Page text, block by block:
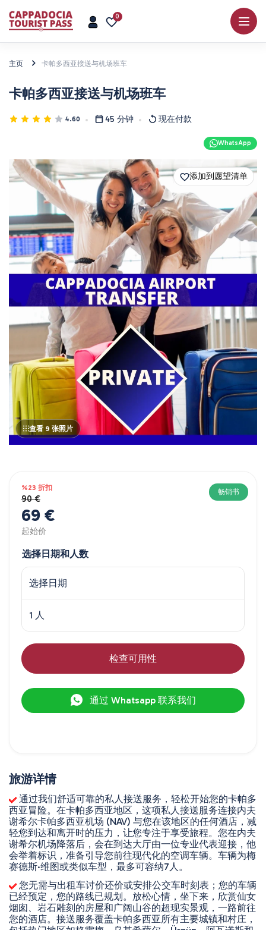
0
主页 卡帕多西亚接送与机场班车
卡帕多西亚接送与机场班车
4.60 45 分钟 现在付款
WhatsApp
添加到愿望清单
查看 9 张照片
畅销书
%23 折扣
90 €
69 €
起始价
选择日期和人数
选择日期
1 人
检查可用性
通过 Whatsapp 联系我们
旅游详情
通过我们舒适可靠的私人接送服务，轻松开始您的卡帕多
西亚冒险。在卡帕多西亚地区，这项私人接送服务连接内夫
谢希尔卡帕多西亚机场 (NAV) 与您在该地区的任何酒店，减
轻您到达和离开时的压力，让您专注于享受旅程。您在内夫
谢希尔机场降落后，会在到达大厅由一位专业代表迎接，他
会举着标识，准备引导您前往现代化的空调车辆。车辆为梅
赛德斯·维图或类似车型，最多可容纳7人。
您无需与出租车讨价还价或安排公交车时刻表；您的车辆
已经预定，您的路线已规划。放松心情，坐下来，欣赏仙女
烟囱、岩石雕刻的房屋和广阔山谷的超现实景观，一路前往
您的酒店。接送服务覆盖卡帕多西亚所有主要城镇和村庄，